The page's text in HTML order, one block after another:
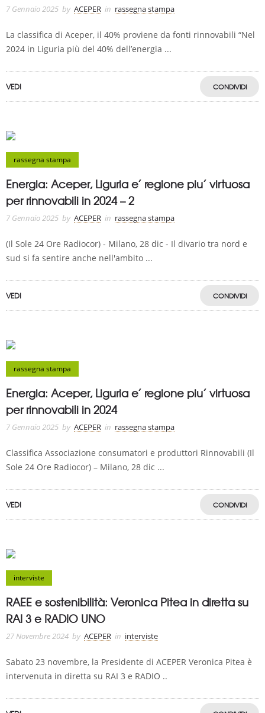
7 Gennaio 2025 by ACEPER in rassegna stampa
La classifica di Aceper, il 40% proviene da fonti rinnovabili “Nel
2024 in Liguria più del 40% dell’energia ...
VEDI CONDIVIDI
rassegna stampa
Energia: Aceper, Liguria e’ regione piu’ virtuosa
per rinnovabili in 2024 – 2
7 Gennaio 2025 by ACEPER in rassegna stampa
(Il Sole 24 Ore Radiocor) - Milano, 28 dic - Il divario tra nord e
sud si fa sentire anche nell'ambito ...
VEDI CONDIVIDI
rassegna stampa
Energia: Aceper, Liguria e’ regione piu’ virtuosa
per rinnovabili in 2024
7 Gennaio 2025 by ACEPER in rassegna stampa
Classifica Associazione consumatori e produttori Rinnovabili (Il
Sole 24 Ore Radiocor) – Milano, 28 dic ...
VEDI CONDIVIDI
interviste
RAEE e sostenibilità: Veronica Pitea in diretta su
RAI 3 e RADIO UNO
27 Novembre 2024 by ACEPER in interviste
Sabato 23 novembre, la Presidente di ACEPER Veronica Pitea è
intervenuta in diretta su RAI 3 e RADIO ..